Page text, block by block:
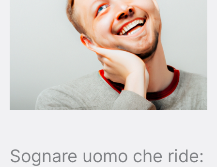
Sognare uomo che ride: